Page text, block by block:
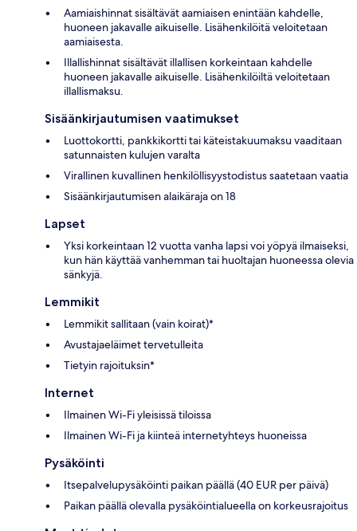
Aamiaishinnat sisältävät aamiaisen enintään kahdelle,
huoneen jakavalle aikuiselle. Lisähenkilöitä veloitetaan
aamiaisesta.
Illallishinnat sisältävät illallisen korkeintaan kahdelle
huoneen jakavalle aikuiselle. Lisähenkilöiltä veloitetaan
illallismaksu.
Sisäänkirjautumisen vaatimukset
Luottokortti, pankkikortti tai käteistakuumaksu vaaditaan
satunnaisten kulujen varalta
Virallinen kuvallinen henkilöllisyystodistus saatetaan vaatia
Sisäänkirjautumisen alaikäraja on 18
Lapset
Yksi korkeintaan 12 vuotta vanha lapsi voi yöpyä ilmaiseksi,
kun hän käyttää vanhemman tai huoltajan huoneessa olevia
sänkyjä.
Lemmikit
Lemmikit sallitaan (vain koirat)*
Avustajaeläimet tervetulleita
Tietyin rajoituksin*
Internet
Ilmainen Wi-Fi yleisissä tiloissa
Ilmainen Wi-Fi ja kiinteä internetyhteys huoneissa
Pysäköinti
Itsepalvelupysäköinti paikan päällä (40 EUR per päivä)
Paikan päällä olevalla pysäköintialueella on korkeusrajoitus